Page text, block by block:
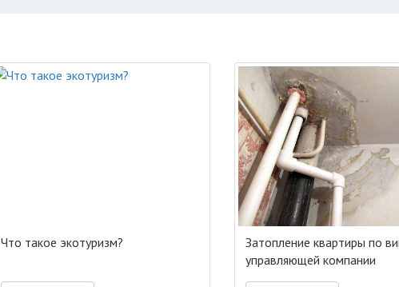
Что такое экотуризм?
Затопление квартиры по
управляющей компании